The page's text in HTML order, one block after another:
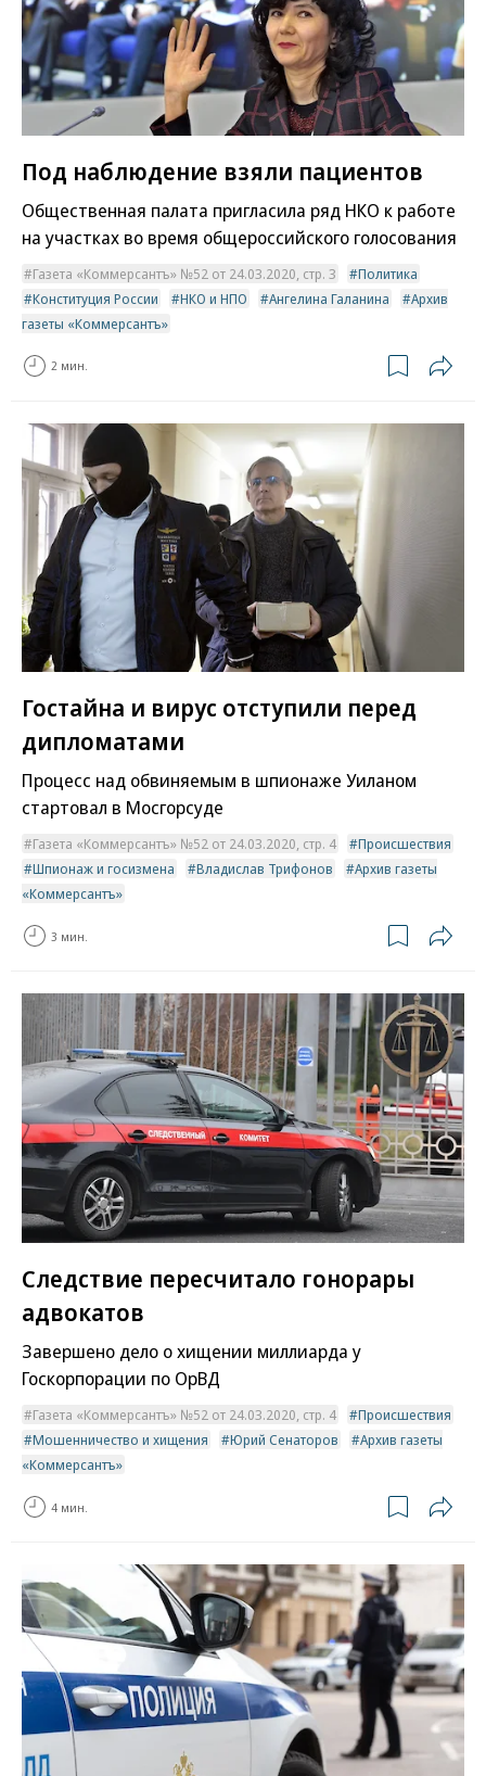
Под наблюдение взяли пациентов
Общественная палата пригласила ряд НКО к работе
на участках во время общероссийского голосования
Газета «Коммерсантъ» №52 от 24.03.2020, стр. 3
Политика
Конституция России
НКО и НПО Ангелина Галанина
Архив
газеты «Коммерсантъ»
2 мин.
Гостайна и вирус отступили перед
дипломатами
Процесс над обвиняемым в шпионаже Уиланом
стартовал в Мосгорсуде
Газета «Коммерсантъ» №52 от 24.03.2020, стр. 4
Происшествия
Шпионаж и госизмена
Владислав Трифонов
Архив газеты
«Коммерсантъ»
3 мин.
Следствие пересчитало гонорары
адвокатов
Завершено дело о хищении миллиарда у
Госкорпорации по ОрВД
Газета «Коммерсантъ» №52 от 24.03.2020, стр. 4
Происшествия
Мошенничество и хищения
Юрий Сенаторов
Архив газеты
«Коммерсантъ»
4 мин.